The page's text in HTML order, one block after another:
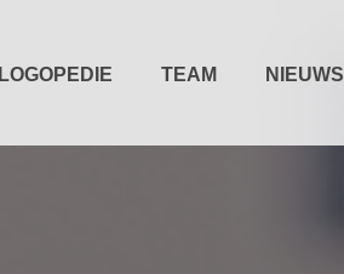
LOGOPEDIE TEAM NIEUWS